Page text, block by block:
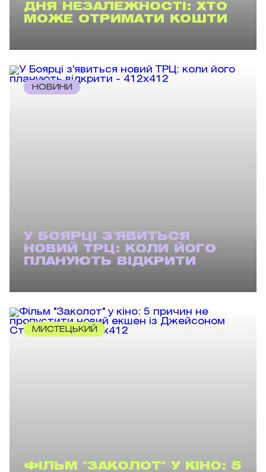
ДНЯ НЕЗАЛЕЖНОСТІ: ХТО
МОЖЕ ОТРИМАТИ КОШТИ
НОВИНИ
У БОЯРЦІ З'ЯВИТЬСЯ
НОВИЙ ТРЦ: КОЛИ ЙОГО
ПЛАНУЮТЬ ВІДКРИТИ
МИСТЕЦЬКИЙ
ФІЛЬМ "ЗАКОЛОТ" У КІНО: 5